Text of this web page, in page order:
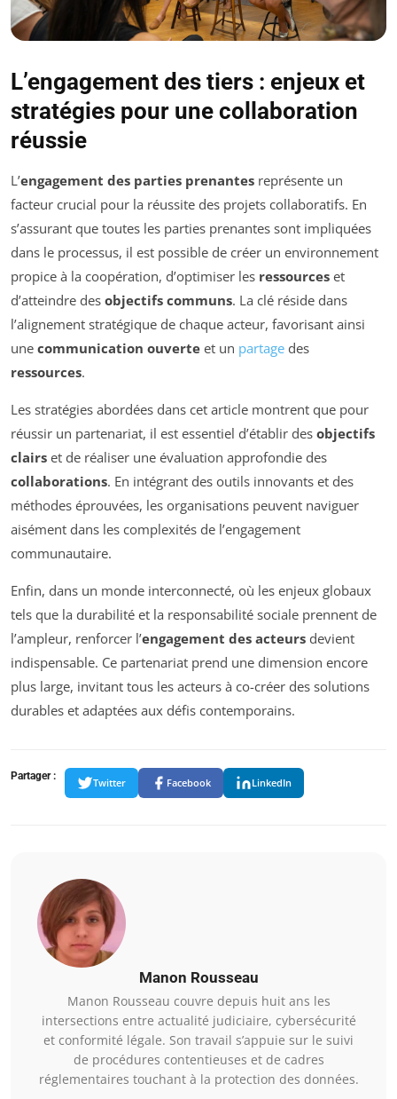
L’engagement des tiers : enjeux et
stratégies pour une collaboration
réussie
L’engagement des parties prenantes représente un
facteur crucial pour la réussite des projets collaboratifs. En
s’assurant que toutes les parties prenantes sont impliquées
dans le processus, il est possible de créer un environnement
propice à la coopération, d’optimiser les ressources et
d’atteindre des objectifs communs. La clé réside dans
l’alignement stratégique de chaque acteur, favorisant ainsi
une communication ouverte et un partage des
ressources.
Les stratégies abordées dans cet article montrent que pour
réussir un partenariat, il est essentiel d’établir des objectifs
clairs et de réaliser une évaluation approfondie des
collaborations. En intégrant des outils innovants et des
méthodes éprouvées, les organisations peuvent naviguer
aisément dans les complexités de l’engagement
communautaire.
Enfin, dans un monde interconnecté, où les enjeux globaux
tels que la durabilité et la responsabilité sociale prennent de
l’ampleur, renforcer l’engagement des acteurs devient
indispensable. Ce partenariat prend une dimension encore
plus large, invitant tous les acteurs à co-créer des solutions
durables et adaptées aux défis contemporains.
Partager :
Twitter Facebook LinkedIn
Manon Rousseau
Manon Rousseau couvre depuis huit ans les
intersections entre actualité judiciaire, cybersécurité
et conformité légale. Son travail s’appuie sur le suivi
de procédures contentieuses et de cadres
réglementaires touchant à la protection des données.